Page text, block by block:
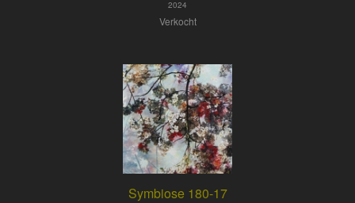
2024
Verkocht
Symbiose 180-17